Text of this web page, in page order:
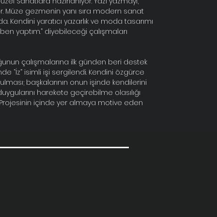
Müze gezmenin yanı sıra modern sanat
Kendini yaratıcı yazarlık ve moda tasarımı
yaptım.” diyebileceği çalışmaları
çalışmalarına ilk günden beri destek
“İz” isimli işi sergilendi. Kendini özgürce
başkalarının onun işinde kendilerini
harekete geçirebilme olasılığı
içinde yer almaya motive eden